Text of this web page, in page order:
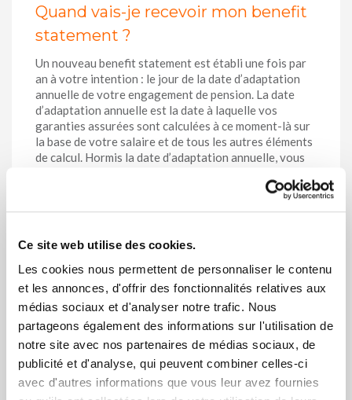
Ce site web utilise des cookies.
Les cookies nous permettent de personnaliser le contenu
et les annonces, d'offrir des fonctionnalités relatives aux
médias sociaux et d'analyser notre trafic. Nous
partageons également des informations sur l'utilisation de
notre site avec nos partenaires de médias sociaux, de
publicité et d'analyse, qui peuvent combiner celles-ci
avec d'autres informations que vous leur avez fournies
Quand vais-je recevoir mon benefit
statement ?
Un nouveau benefit statement est établi une fois par
an à votre intention : le jour de la date d’adaptation
annuelle de votre engagement de pension. La date
d’adaptation annuelle est la date à laquelle vos
garanties assurées sont calculées à ce moment-là sur
la base de votre salaire et de tous les autres éléments
de calcul. Hormis la date d’adaptation annuelle, vous
Vous pouvez consulter votre benefit statement via
Dès qu’un nouveau benefit statement annuel sera
disponible, vous en serez averti à l’adresse e-mail
professionnelle que votre employeur nous aura
transmise.
Pour continuer à accéder à
monassurancegroupe.vivium.beaprès votre sortie de
service, il est important que vous complétiez
également votre adresse e-mail personnelle dans